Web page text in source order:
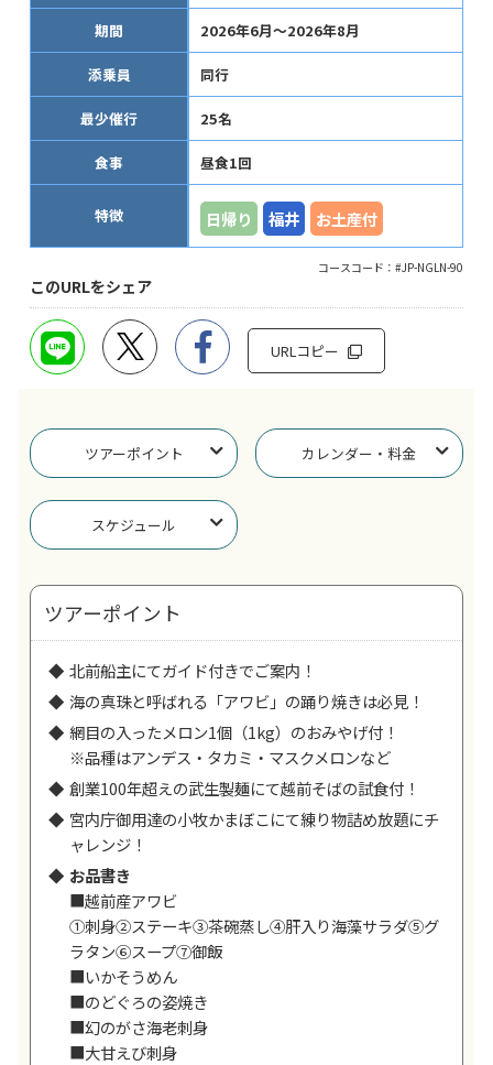
期間 2026年6月～2026年8月
添乗員 同行
最少催行 25名
食事 昼食1回
特徴 日帰り 福井 お土産付
コースコード：#JP-NGLN-90
このURLをシェア
URLコピー
ツアーポイント カレンダー・料金
スケジュール
ツアーポイント
北前船主にてガイド付きでご案内！
海の真珠と呼ばれる「アワビ」の踊り焼きは必見！
網目の入ったメロン1個（1kg）のおみやげ付！
※品種はアンデス・タカミ・マスクメロンなど
創業100年超えの武生製麺にて越前そばの試食付！
宮内庁御用達の小牧かまぼこにて練り物詰め放題にチ
ャレンジ！
お品書き
■越前産アワビ
①刺身②ステーキ③茶碗蒸し④肝入り海藻サラダ⑤グ
ラタン⑥スープ⑦御飯
■いかそうめん
■のどぐろの姿焼き
■幻のがさ海老刺身
■大甘えび刺身